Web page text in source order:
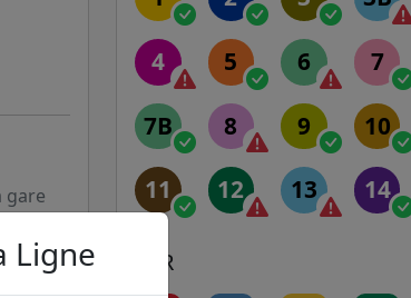
gare
148m
4 5 6 7
7B 8 9 10
11 12 13 14
RER
Ligne